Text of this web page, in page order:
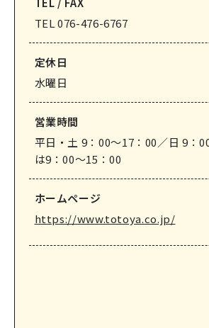
滑川市観光協会について
TEL 076-476-6767
定休⽇
水曜日
営業時間
平日・土 9：00～17：00／日 9：
は9：00～15：00
ホームページ
https://www.totoya.co.jp/